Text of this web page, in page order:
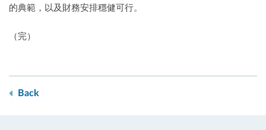
的典範，以及財務安排穩健可行。
（完）
Back